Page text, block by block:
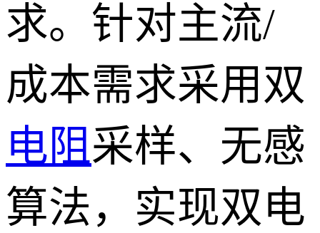
求。针对主流/
成本需求采用双
电阻采样、无感
算法，实现双电